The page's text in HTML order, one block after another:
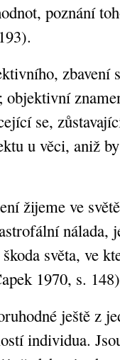
poznání
zbavení
objektivní
se,
u věci, aniž
žijeme ve
nálada,
světa, ve
1970, s.
ještě z
individua.